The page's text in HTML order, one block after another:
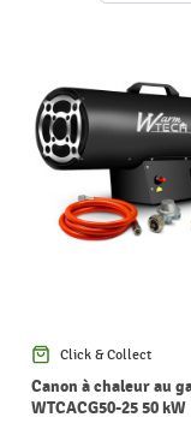
Click & Collect
Canon à chaleur au
WTCACG50-25 50 kW